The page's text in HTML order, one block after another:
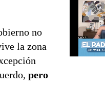
no
la zona
pero